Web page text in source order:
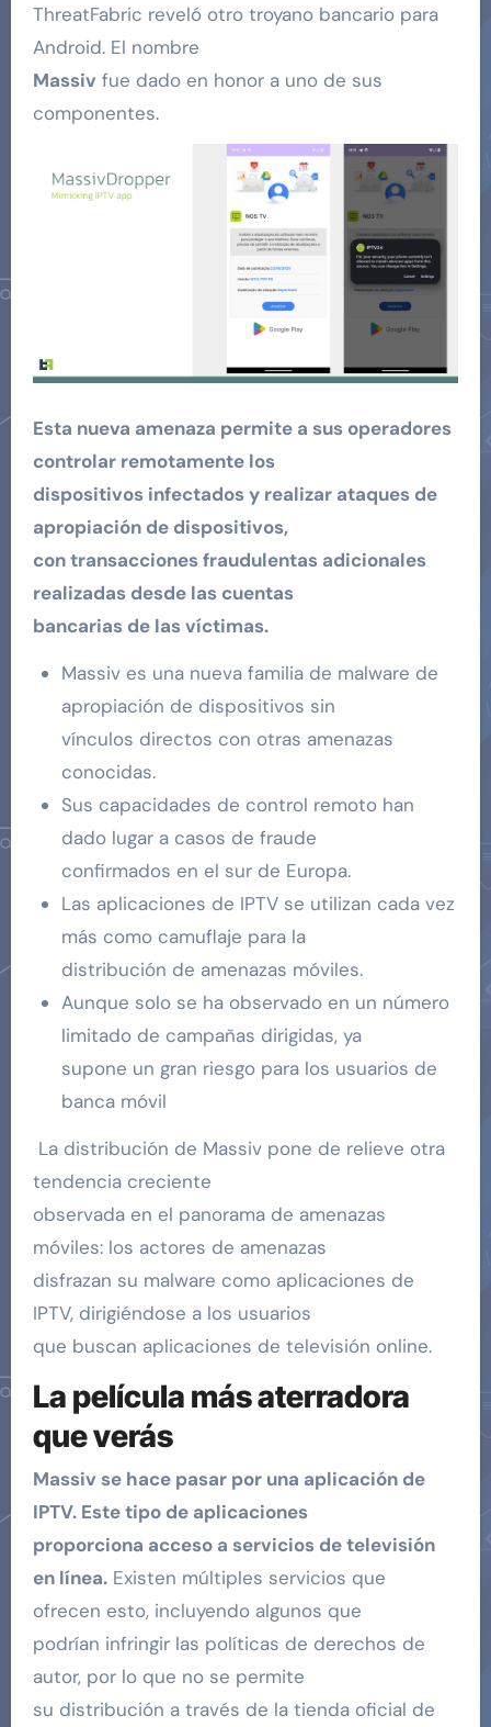
ThreatFabric reveló otro troyano bancario para
Android. El nombre
Massiv fue dado en honor a uno de sus
componentes.
Esta nueva amenaza permite a sus operadores
controlar remotamente los
dispositivos infectados y realizar ataques de
apropiación de dispositivos,
con transacciones fraudulentas adicionales
realizadas desde las cuentas
bancarias de las víctimas.
Massiv es una nueva familia de malware de
apropiación de dispositivos sin
vínculos directos con otras amenazas
conocidas.
Sus capacidades de control remoto han
dado lugar a casos de fraude
confirmados en el sur de Europa.
Las aplicaciones de IPTV se utilizan cada vez
más como camuflaje para la
distribución de amenazas móviles.
Aunque solo se ha observado en un número
limitado de campañas dirigidas, ya
supone un gran riesgo para los usuarios de
banca móvil
La distribución de Massiv pone de relieve otra
tendencia creciente
observada en el panorama de amenazas
móviles: los actores de amenazas
disfrazan su malware como aplicaciones de
IPTV, dirigiéndose a los usuarios
que buscan aplicaciones de televisión online.
La película más aterradora
que verás
Massiv se hace pasar por una aplicación de
IPTV. Este tipo de aplicaciones
proporciona acceso a servicios de televisión
en línea.Existen múltiples servicios que
ofrecen esto, incluyendo algunos que
podrían infringir las políticas de derechos de
autor, por lo que no se permite
su distribución a través de la tienda oficial de